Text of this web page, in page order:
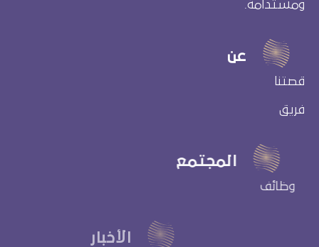
ومستدامة.
عن
قصتنا
فريق
المجتمع
وظائف